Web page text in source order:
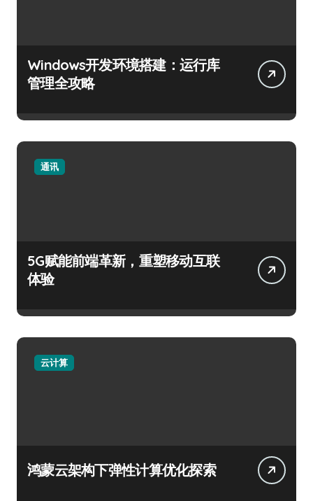
Windows开发环境搭建：运行库
管理全攻略
通讯
5G赋能前端革新，重塑移动互联
体验
云计算
鸿蒙云架构下弹性计算优化探索